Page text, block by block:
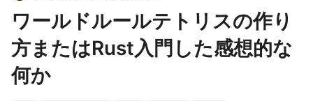
ワールドルールテトリスの作り
方またはRust入門した感想的な
何か